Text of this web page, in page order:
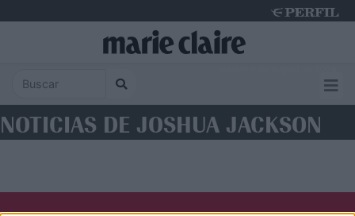
NOTICIAS DE JOSHUA JACKSON